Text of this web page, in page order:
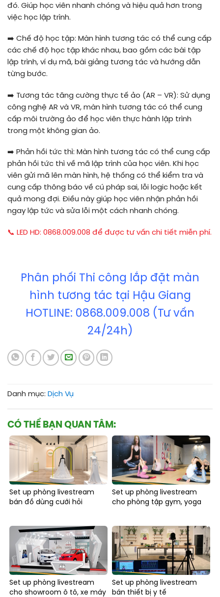
đó. Giúp học viên nhanh chóng và hiệu quả hơn trong
việc học lập trình.
➡️ Chế độ học tập: Màn hình tương tác có thể cung cấp
các chế độ học tập khác nhau, bao gồm các bài tập
lập trình, ví dụ mã, bài giảng tương tác và hướng dẫn
từng bước.
➡️ Tương tác tăng cường thực tế ảo (AR – VR): Sử dụng
công nghệ AR và VR, màn hình tương tác có thể cung
cấp môi trường ảo để học viên thực hành lập trình
trong một không gian ảo.
➡️ Phản hồi tức thì: Màn hình tương tác có thể cung cấp
phản hồi tức thì về mã lập trình của học viên. Khi học
viên gửi mã lên màn hình, hệ thống có thể kiểm tra và
cung cấp thông báo về cú pháp sai, lỗi logic hoặc kết
quả mong đợi. Điều này giúp học viên nhận phản hồi
ngay lập tức và sửa lỗi một cách nhanh chóng.
📞 LED HD: 0868.009.008 để được tư vấn chi tiết miễn phí.
Phân phối Thi công lắp đặt màn
hình tương tác tại Hậu Giang
HOTLINE: 0868.009.008 (Tư vấn
24/24h)
Danh mục: Dịch Vụ
CÓ THỂ BẠN QUAN TÂM:
Set up phòng livestream
bán đồ dùng cưới hỏi
Set up phòng livestream
cho phòng tập gym, yoga
Set up phòng livestream
cho showroom ô tô, xe máy
Set up phòng livestream
bán thiết bị y tế